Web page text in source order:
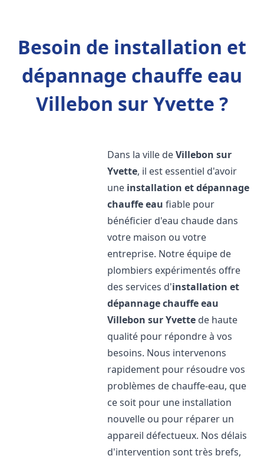
Besoin de installation et
dépannage chauffe eau
Villebon sur Yvette ?
Dans la ville deVillebon sur
Yvette, il est essentiel d'avoir
une installation et dépannage
chauffe eau fiable pour
bénéficier d'eau chaude dans
votre maison ou votre
entreprise. Notre équipe de
plombiers expérimentés offre
des services d'installation et
dépannage chauffe eau
Villebon sur Yvette de haute
qualité pour répondre à vos
besoins. Nous intervenons
rapidement pour résoudre vos
problèmes de chauffe-eau, que
ce soit pour une installation
nouvelle ou pour réparer un
appareil défectueux. Nos délais
d'intervention sont très brefs,